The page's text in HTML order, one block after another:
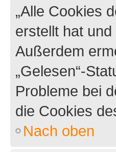
„Alle Cookies
erstellt hat
Außerdem
„Gelesen“-
Probleme bei
die Cookies
Nach oben